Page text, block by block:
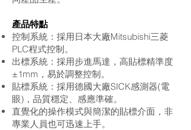
產品特點
控制系統：採用日本大廠Mitsubishi三菱
PLC程式控制。
出標系統：採用步進馬達，高貼標精準度
±1mm，易於調整控制。
貼標系統：採用德國大廠SICK感測器(電
眼)，品質穩定、感應準確。
直覺化的操作模式與簡潔的貼標介面，非
專業人員也可迅速上手。